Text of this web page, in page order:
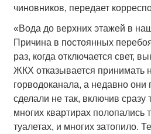
чиновников, передает
«Вода до верхних этажей в
Причина в постоянных
раз, когда отключается свет,
ЖКХ отказывается принимать
горводоканала, а недавно они
сделали не так, включив сразу
многих квартирах полопались
туалетах, и многих затопило.